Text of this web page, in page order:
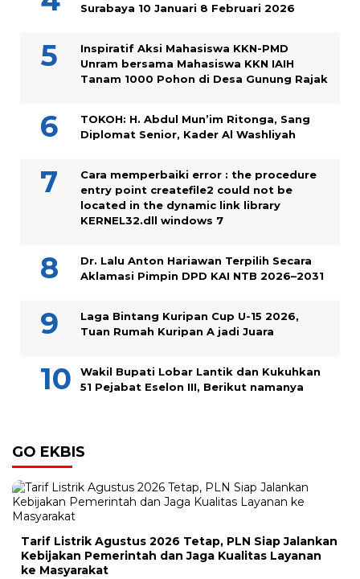
Surabaya 10 Januari 8 Februari 2026
Inspiratif Aksi Mahasiswa KKN-PMD
Unram bersama Mahasiswa KKN IAIH
Tanam 1000 Pohon di Desa Gunung Rajak
TOKOH: H. Abdul Mun’im Ritonga, Sang
Diplomat Senior, Kader Al Washliyah
Cara memperbaiki error : the procedure
entry point createfile2 could not be
located in the dynamic link library
KERNEL32.dll windows 7
Dr. Lalu Anton Hariawan Terpilih Secara
Aklamasi Pimpin DPD KAI NTB 2026–2031
Laga Bintang Kuripan Cup U-15 2026,
Tuan Rumah Kuripan A jadi Juara
Wakil Bupati Lobar Lantik dan Kukuhkan
51 Pejabat Eselon III, Berikut namanya
GO EKBIS
Tarif Listrik Agustus 2026 Tetap, PLN Siap Jalankan
Kebijakan Pemerintah dan Jaga Kualitas Layanan
ke Masyarakat